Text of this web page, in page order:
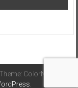
. Theme: ColorNews von